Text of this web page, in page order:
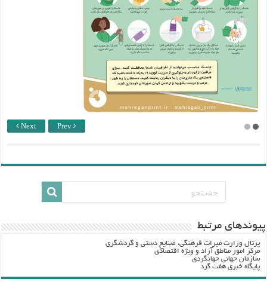
Next Prev
پيوندهاي مرتبط
پرتال وزارت ميراث فرهنگي، صنایع دستی و گردشگري
مرکز امور مناطق آزاد و ویژه اقتصادی
سازمان جهانی جهانگردی
پایگاه خبری هفت گرد